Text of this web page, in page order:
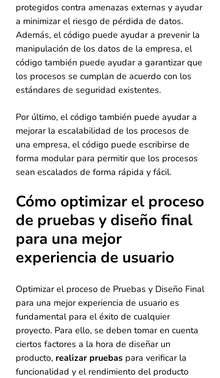
protegidos contra amenazas externas y ayudar
a minimizar el riesgo de pérdida de datos.
Además, el código puede ayudar a prevenir la
manipulación de los datos de la empresa, el
código también puede ayudar a garantizar que
los procesos se cumplan de acuerdo con los
estándares de seguridad existentes.
Por último, el código también puede ayudar a
mejorar la escalabilidad de los procesos de
una empresa, el código puede escribirse de
forma modular para permitir que los procesos
sean escalados de forma rápida y fácil.
Cómo optimizar el proceso
de pruebas y diseño final
para una mejor
experiencia de usuario
Optimizar el proceso de Pruebas y Diseño Final
para una mejor experiencia de usuario es
fundamental para el éxito de cualquier
proyecto. Para ello, se deben tomar en cuenta
ciertos factores a la hora de diseñar un
producto, realizar pruebas para verificar la
funcionalidad y el rendimiento del producto